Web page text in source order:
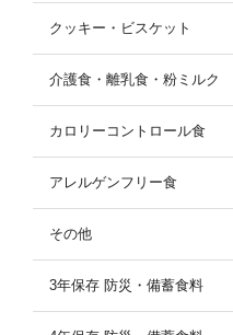
クッキー・ビスケット
介護食・離乳食・粉ミルク
カロリーコントロール食
アレルゲンフリー食
その他
3年保存 防災・備蓄食料